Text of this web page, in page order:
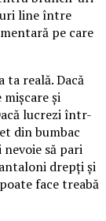
line între
pe care
reală. Dacă
și
lucrezi într-
din bumbac
să pari
drepți și
face treabă